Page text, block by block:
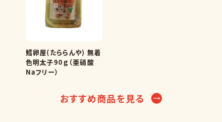
鱈卵屋(たららんや) 無着
色明太子90ｇ（亜硝酸
Naフリー）
おすすめ商品を見る